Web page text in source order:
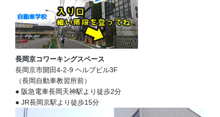
長岡京コワーキングスペース
長岡京市開田4-2-9 ヘルプビル3F
（長岡自動車教習所前）
● 阪急電車長岡天神駅より徒歩2分
● JR長岡京駅より徒歩15分